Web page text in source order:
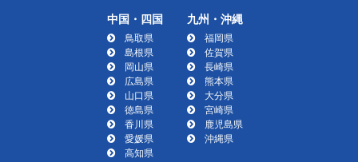
中国・四国
鳥取県
島根県
岡山県
広島県
山口県
徳島県
香川県
愛媛県
高知県
九州・沖縄
福岡県
佐賀県
長崎県
熊本県
大分県
宮崎県
鹿児島県
沖縄県